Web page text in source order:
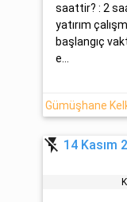
saattir? : 2
yatırım
başlangıç
e...
flash_off 14 Kasım